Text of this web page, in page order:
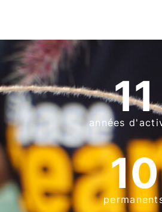
années
11
10